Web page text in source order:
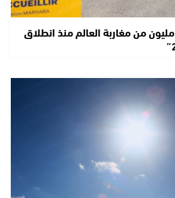
دخول أزيد من 2,7 مليون من مغاربة العالم منذ انطلاق